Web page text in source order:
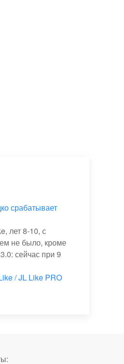
срабатывает
лет 8-10, с
не было, кроме
сейчас при 9
/ JL Like PRO